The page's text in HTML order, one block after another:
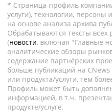
* Страница-профиль
услуги), технологии, персоны
на основе анализа архива
Обрабатываются тексты всех
(новости, включая "Главные
аналитические обзоры
содержание партнёрских
больше публикаций на
или продукта/услуги, тем
Профиль может быть
информацией, в т.ч.
продукте/услуге.